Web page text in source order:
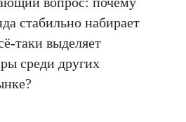
стабильно набирает
таки выделяет
среди других